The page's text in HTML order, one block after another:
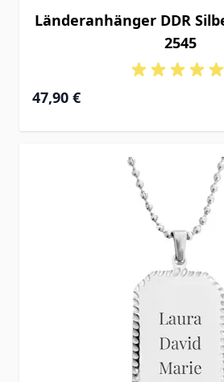
Länderanhänger DDR
2545
47,90 €